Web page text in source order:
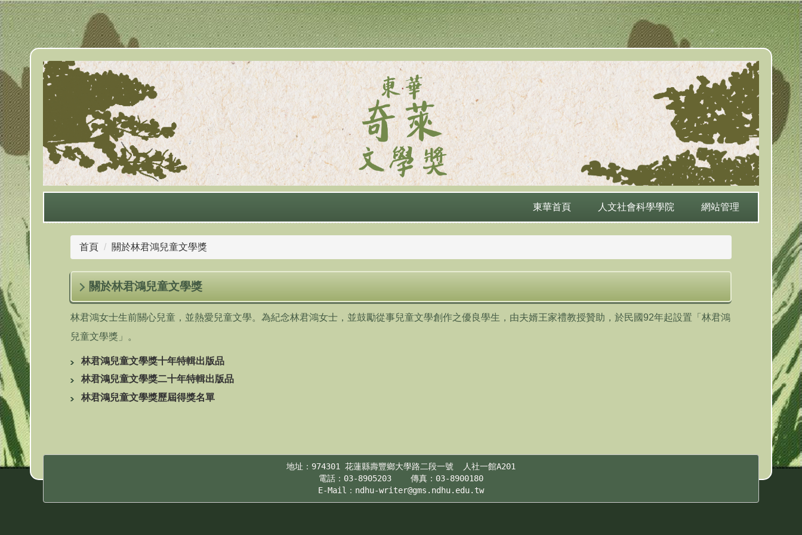
跳
到
主
要
內
容
區
東華首頁 人文社會科學學院 網站管理
首頁 關於林君鴻兒童文學獎
關於林君鴻兒童文學獎
林君鴻女士生前關心兒童，並熱愛兒童文學。為紀念林君鴻女士，並鼓勵從事兒童文學創作之優良學生，由夫婿王家禮教授贊助，於民國92年起設置「林君鴻
兒童文學獎」。
林君鴻兒童文學獎十年特輯出版品
林君鴻兒童文學獎二十年特輯出版品
林君鴻兒童文學獎歷屆得獎名單
地址：974301 花蓮縣壽豐鄉大學路二段一號  人社一館A201
電話：03-8905203    傳真：03-8900180